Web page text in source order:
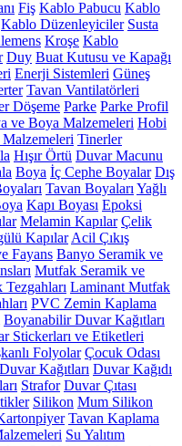
Fiş Kablo Pabucu Kablo
Kablo Düzenleyiciler Susta
Kroşe Kablo
Duy Buat Kutusu ve Kapağı
Enerji Sistemleri Güneş
Tavan Vantilatörleri
Döşeme Parke Parke Profil
ve Boya Malzemeleri Hobi
Tinerler
Hışır Örtü Duvar Macunu
Boya İç Cephe Boyalar Dış
Tavan Boyaları Yağlı
Kapı Boyası Epoksi
Melamin Kapılar Çelik
Kapılar Acil Çıkış
Fayans Banyo Seramik ve
Mutfak Seramik ve
Laminant Mutfak
PVC Zemin Kaplama
Boyanabilir Duvar Kağıtları
Stickerları ve Etiketleri
Folyolar Çocuk Odası
Kağıtları Duvar Kağıdı
Strafor Duvar Çıtası
Silikon Mum Silikon
Tavan Kaplama
Su Yalıtım